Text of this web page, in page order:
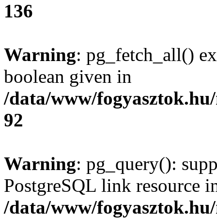
136
Warning: pg_fetch_all()
boolean given in
/data/www/
92
Warning: pg_query():
PostgreSQL link resource
/data/www/